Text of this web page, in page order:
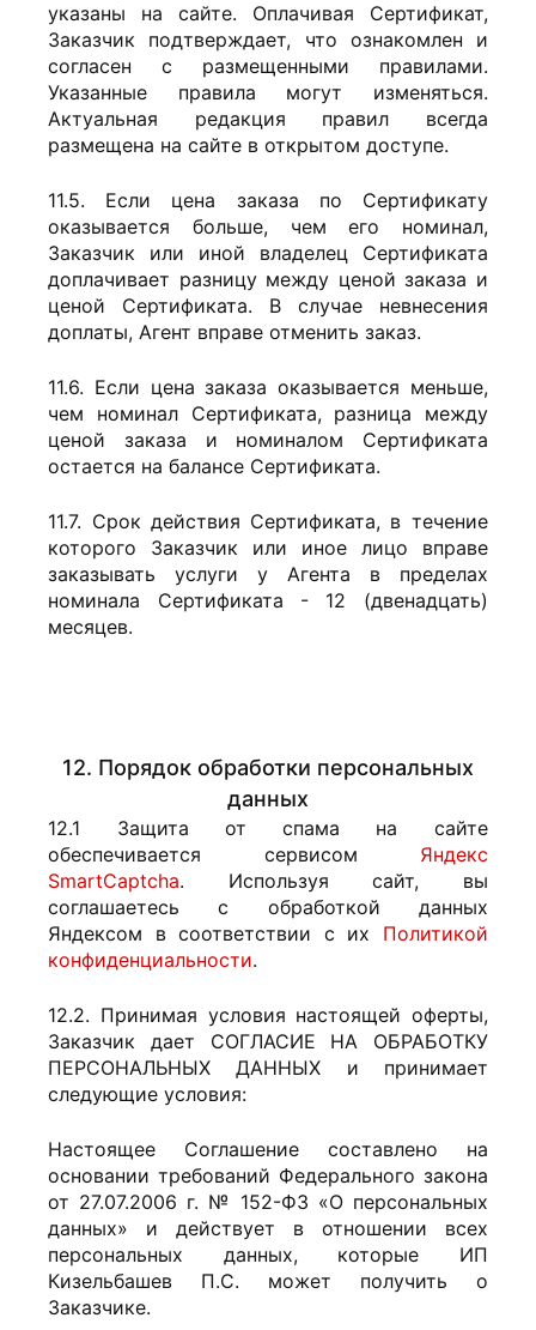
указаны на сайте. Оплачивая Сертификат,
Заказчик подтверждает, что ознакомлен и
согласен с размещенными правилами.
Указанные правила могут изменяться.
Актуальная редакция правил всегда
размещена на сайте в открытом доступе.
11.5. Если цена заказа по Сертификату
оказывается больше, чем его номинал,
Заказчик или иной владелец Сертификата
доплачивает разницу между ценой заказа и
ценой Сертификата. В случае невнесения
доплаты, Агент вправе отменить заказ.
11.6. Если цена заказа оказывается меньше,
чем номинал Сертификата, разница между
ценой заказа и номиналом Сертификата
остается на балансе Сертификата.
11.7. Срок действия Сертификата, в течение
которого Заказчик или иное лицо вправе
заказывать услуги у Агента в пределах
номинала Сертификата - 12 (двенадцать)
месяцев.
12. Порядок обработки персональных
данных
12.1 Защита от спама на сайте
обеспечивается сервисом Яндекс
SmartCaptcha. Используя сайт, вы
соглашаетесь с обработкой данных
Яндексом в соответствии с их Политикой
конфиденциальности.
12.2. Принимая условия настоящей оферты,
Заказчик дает СОГЛАСИЕ НА ОБРАБОТКУ
ПЕРСОНАЛЬНЫХ ДАННЫХ и принимает
следующие условия:
Настоящее Соглашение составлено на
основании требований Федерального закона
от 27.07.2006 г. № 152-ФЗ «О персональных
данных» и действует в отношении всех
персональных данных, которые ИП
Кизельбашев П.С. может получить о
Заказчике.